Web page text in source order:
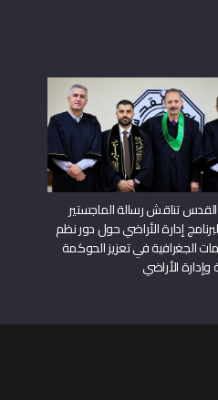
تناقش رسالة الماجستير
إدارة الأراضي حول دور نظم
الجغرافية في تعزيز الحوكمة
وإدارة الأراضي